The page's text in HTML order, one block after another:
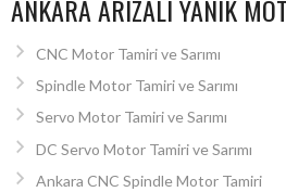
ANKARA ARIZALI YANIK
CNC Motor Tamiri ve Sarımı
Spindle Motor Tamiri ve Sarımı
Servo Motor Tamiri ve Sarımı
DC Servo Motor Tamiri ve Sarımı
Ankara CNC Spindle Motor Tamiri